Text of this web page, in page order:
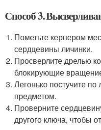
Способ 3.
Пометьте кернером
сердцевины личинки.
Просверлите дрелью
блокирующие
Легонько постучите
предметом.
Проверните
другого ключа, чтобы